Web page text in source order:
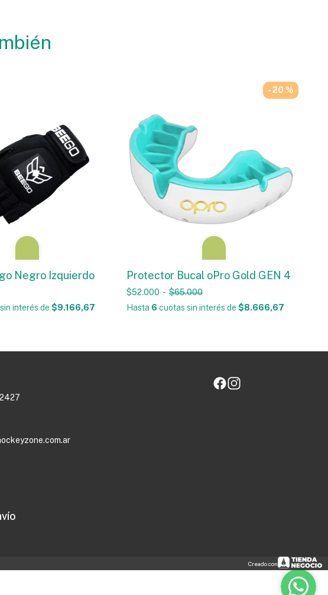
Negro Izquierdo
interés de $9.166,67
- 20 %
Protector Bucal oPro Gold GEN 4
$52.000 - $65.000
Hasta 6 cuotas sin interés de $8.666,67
Creado con